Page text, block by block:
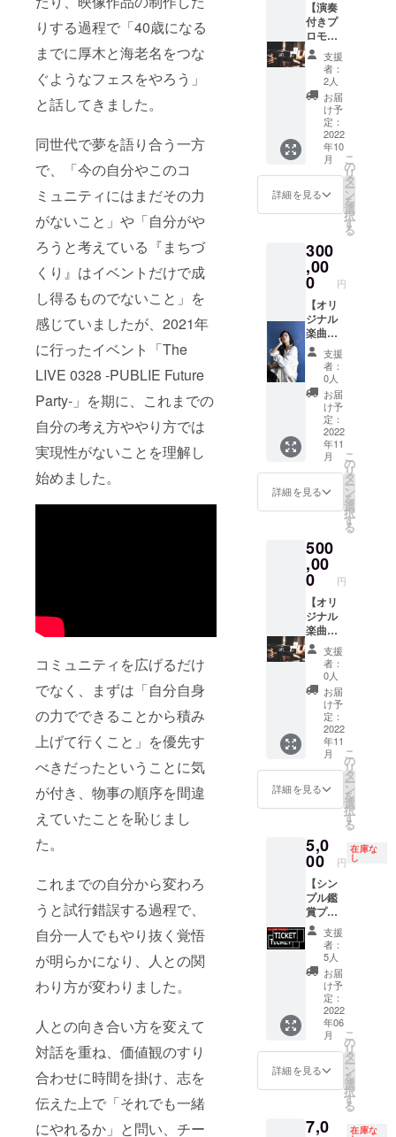
りする過程で「40歳になる
までに厚木と海老名をつな
ぐようなフェスをやろう」
と話してきました。
同世代で夢を語り合う一方
で、「今の自分やこのコ
ミュニティにはまだその力
がないこと」や「自分がや
ろうと考えている『まちづ
くり』はイベントだけで成
し得るものでないこと」を
感じていましたが、2021年
に行ったイベント「The
LIVE 0328 -PUBLIE Future
Party-」を期に、これまでの
自分の考え方ややり方では
実現性がないことを理解し
始めました。
コミュニティを広げるだけ
でなく、まずは「自分自身
の力でできることから積み
上げて行くこと」を優先す
べきだったということに気
が付き、物事の順序を間違
えていたことを恥じまし
た。
これまでの自分から変わろ
うと試行錯誤する過程で、
自分一人でもやり抜く覚悟
が明らかになり、人との関
わり方が変わりました。
人との向き合い方を変えて
対話を重ね、価値観のすり
合わせに時間を掛け、志を
伝えた上で「それでも一緒
にやれるか」と問い、チー
らため
てご連
絡いた
します
・2030
年まで
に開催
を予定
する
フェス
のご招
待券（1
分） ※
開催場
央とな
ります
ます ・
【OTO
NARIと
一緒
に】作
品の
WEB試
写会の
参加権
※2022
年7月16
日
（土）
となり
ます
（Zoom
ミー
ティン
グを使
用しま
す） ・
次回イ
ベント
参加チ
ケット
（1名
分）
※2022
年10月
22日
（土）
で開催
予定の
シーク
レット
イベン
トへ1名
をご招
待しま
す ※開
催場所
は神奈
川県海
老名
市、厚
木市、
座間市
など県
央地域
開催時
間はあ
らため
てご連
絡いた
します
・2030
年まで
に開催
を予定
する
フェス
のご招
待券（1
名様
分） ※
開催場
ります
きま
す。 撮
影に伺
うの
は、6月
4日以降
7月初旬
までの
間でス
ジュー
ルの調
整のご
連絡を
させて
いただ
す。 ・
お礼
メール
・オフ
ショッ
ト写真
（デー
タ） ・
作品の
エンド
ロール
にお名
前を記
（大）
※支援
時、必
ず備考
欄に掲
載を希
るお名
前をご
記入く
ださい
・作品
ライブ
シーン
に鑑賞
者とし
てエキ
ストラ
参加権
利（1名
分）
※2022
年6月4
日
（土）
実施 ※
会場は
県海老
名市内
となり
ます ・
【OTO
NARIと
一緒
に】作
品の
WEB試
写会の
参加権
※2022
年7月16
日
（土）
となり
のため
のミニ
ライブ
もご用
意して
おりま
す。 ・
お礼
メール
・オフ
ショッ
ト写真
（デー
タ） ・
作品の
エンド
にお名
前を記
載
（大）
※支援
時、必
ず備考
欄に掲
載を希
望され
るお名
前をご
記入く
ださい
・作品
ライブ
シーン
に鑑賞
者とし
てエキ
参加権
利（1名
分）
※2022
年6月4
日
（土）
実施 ※
会場は
神奈川
県海老
名市内
となり
ます ・
【OTO
NARIと
一緒
に】作
品の
WEB試
参加権
利
※2022
年7月16
日
（土）
午後 ※
会場は
WEB上
となり
ます
（Zoom
ミー
ティン
グを使
用しま
す） ・
予定す
出演も
日程な
ど調整
が整え
ば出演
させて
いただ
きま
す。 ・
OTONA
RI出張
ライブ
※出演者
は原則
として
ナミヒ
コ、橋
本翼に
加え、
ギタリ
ストの3
名 ※出
演に日
程・場
所や音
響関係
などの
詳細は
別途ご
相談 ※
出張先
によっ
ては交
通費・
滞在費
をご負
だく場
合があ
ります
【演奏
付きプ
ロモー
ション
動画制
作】 ご
希望に
応じた
内容の
プロ
モー
ション
動画を
制作い
たしま
す。
RIメン
バーに
よる制
作とな
り演奏
シーン
を交え
た内容
となり
ます。
演奏を
実際に
行うた
め、店
舗など
をお持
ちの方
などに
おすす
めで
客様や
従業員
様への
サービ
スの要
素も期
待で
き、関
係者や
コミュ
ニティ
を輪を
より温
かく
し、そ
の映像
を残す
ことが
できま
す。 ・
RI出張
ライブ
※出演者
は原則
として
ナミヒ
ラアユ
コ、橋
本翼に
加え、
ギタリ
ストの3
名 ※出
演に日
程・場
所や音
響関係
相談 ※
支援
者：
2人
お届
け予
定：
2022
年10
月
詳細を見る
こ
の
リ
タ
ー
ン
を
選
択
す
る
300
,00
0 円
【オリ
ジナル
楽曲制
作プラ
ン】 あ
なたの
ため
に、オ
リジナ
ル楽曲
を1曲制
作いた
しま
す。 制
作にあ
たって
話しを
お聞き
する機
会を設
けさせ
ていた
だき、
想いや
ストー
リーを
ヒアリ
ングい
たしま
す。ご
自身で
楽しん
でいた
だいて
も、大
切な方
ゼント
してい
ただい
ても大
丈夫で
す。 制
作する
楽曲や
その過
程での
意見交
換に
よって
は、ナ
ミヒラ
アユコ
のライ
もしれ
支援
者：
0人
お届
け予
定：
2022
年11
月
詳細を見る
こ
の
リ
タ
ー
ン
を
選
択
す
る
500
,00
0 円
【オリ
ジナル
楽曲・
プロ
モー
ション
動画制
作】 ご
要望を
お聞き
した上
でオリ
ジナル
楽曲を
書き下
ろし、
に応じ
た内容
のプロ
モー
ション
動画を
制作い
たしま
す。 会
社案
内、求
人、商
品のブ
ラン
ディン
グなど
の目的
ホーム
支援
者：
0人
お届
け予
定：
2022
年11
月
詳細を見る
こ
の
リ
タ
ー
ン
を
選
択
す
る
5,0
00 円
在庫な
し
【シン
プル鑑
賞プラ
ン（早
割）】
6月4日
Live
シーン
に鑑賞
者とし
て参加
（1名）
・お礼
メール
・作品
ライブ
に鑑賞
支援
者：
5人
お届
け予
定：
2022
年06
月
詳細を見る
こ
の
リ
タ
ー
ン
を
選
択
す
る
7,0 在庫な